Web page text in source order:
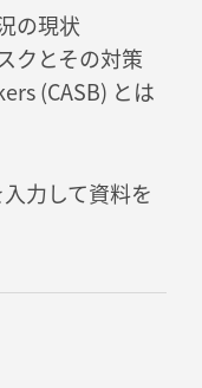
の現状
クとその対策
(CASB) とは
力して資料を